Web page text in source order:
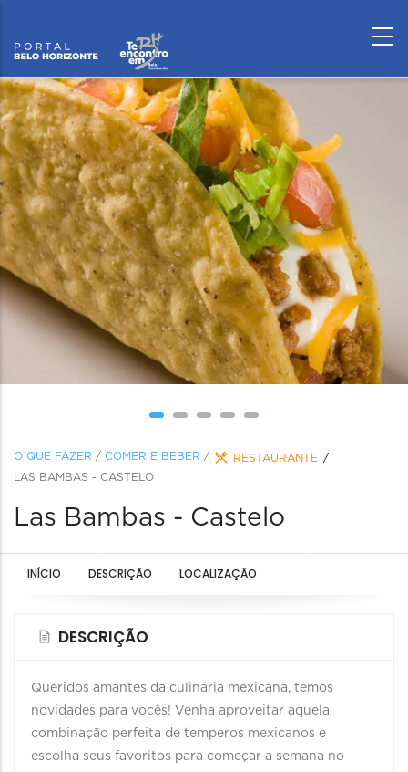
O QUE FAZER / COMER E BEBER /
RESTAURANTE
LAS BAMBAS - CASTELO
Las Bambas - Castelo
INÍCIO DESCRIÇÃO LOCALIZAÇÃO
DESCRIÇÃO
Queridos amantes da culinária mexicana, temos
novidades para vocês! Venha aproveitar aquela
combinação perfeita de temperos mexicanos e
escolha seus favoritos para começar a semana no